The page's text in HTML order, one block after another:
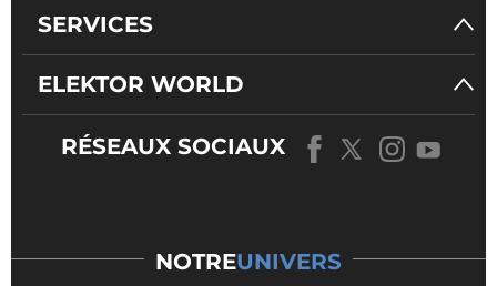
SERVICES
ELEKTOR WORLD
RÉSEAUX SOCIAUX
NOTREUNIVERS